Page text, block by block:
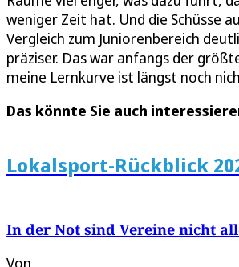
weniger Zeit hat. Und die Schüsse
Vergleich zum Juniorenbereich
präziser. Das war anfangs der
meine Lernkurve ist längst noch
Das könnte Sie auch
Lokalsport-Rückblick
In der Not sind Vereine nicht